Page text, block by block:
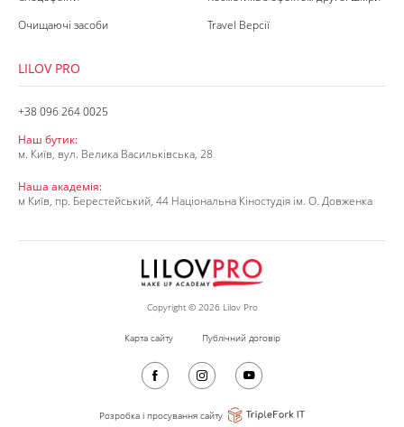
Очищаючі засоби
Travel Версії
LILOV PRO
+38 096 264 0025
Наш бутик:
м. Київ, вул. Велика Васильківська, 28
Наша академія:
м Київ, пр. Берестейський, 44 Національна Кіностудія ім. О. Довженка
Copyright © 2026 Lilov Pro
Карта сайту Публічний договір
Розробка і просування сайту